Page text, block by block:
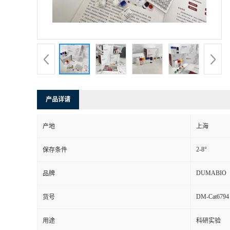
产品详请
产地 上海
保存条件 2-8°
品牌 DUMABIO
货号 DM-Cat6794
用途 科研实验